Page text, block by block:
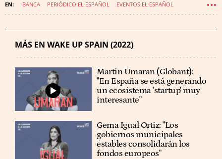
BANCA PERIÓDICO EL ESPAÑOL EVENTOS EL ESPAÑOL
MÁS EN WAKE UP SPAIN (2022)
Martin Umaran (Globant):
"En España se está generando
un ecosistema 'startup' muy
interesante"
Gema Igual Ortiz: "Los
gobiernos municipales
estables consolidarán los
fondos europeos"